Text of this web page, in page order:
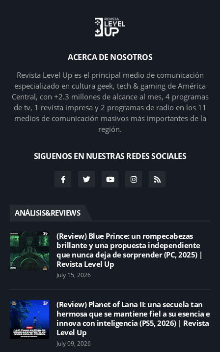
ACERCA DE NOSOTROS
Revista Level Up es el principal medio de comunicación
especializado en cultura geek, tech & gaming de América
Central, con +2.3 millones de alcance al mes, 4 programas
de tv, 1 revista impresa y 2 programas de radio en los 11
medios de comunicación masivos más importantes de la
región.
SIGUENOS EN NUESTRAS REDES SOCIALES
ANÁLISIS&REVIEWS
(Review) Blue Prince: un rompecabezas
brillante y una propuesta independiente
que nunca deja de sorprender (PC, 2025) |
Revista Level Up
July 15, 2026
(Review) Planet of Lana II: una secuela tan
hermosa que se mantiene fiel a su esencia e
innova con inteligencia (PS5, 2026) | Revista
Level Up
July 09, 2026